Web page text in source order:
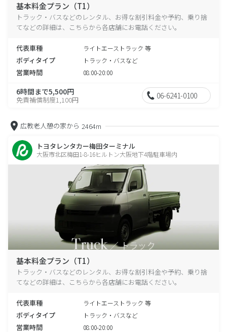
基本料金プラン（T1）
トラック・バスなどのレンタル、お得な割引料金や予約、乗り捨
てなどの詳細は、こちらから各店舗にお電話ください。
代表車種 ライトエーストラック 等
ボディタイプ トラック・バスなど
営業時間 08:00-20:00
6時間まで5,500円
免責補償制度1,100円 06-6241-0100
広教老人憩の家から 2464m
トヨタレンタカー梅田ターミナル
大阪市北区梅田1-8-16ヒルトン大阪地下4階駐車場内
基本料金プラン（T1）
トラック・バスなどのレンタル、お得な割引料金や予約、乗り捨
てなどの詳細は、こちらから各店舗にお電話ください。
代表車種 ライトエーストラック 等
ボディタイプ トラック・バスなど
営業時間 08:00-20:00